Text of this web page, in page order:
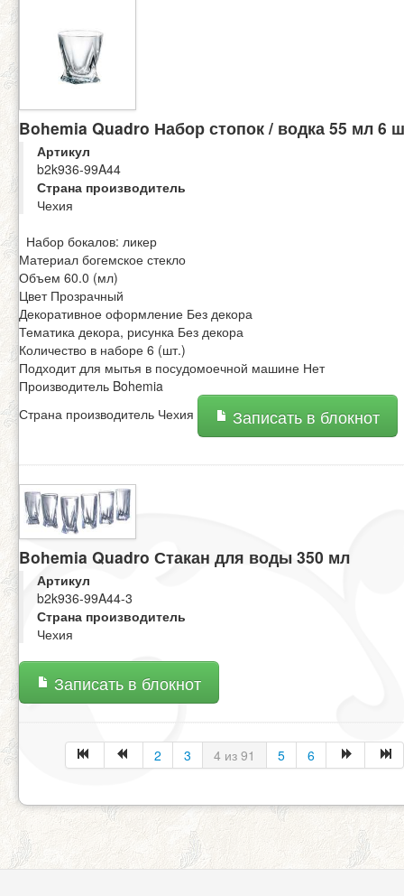
Bohemia Quadro Набор стопок / водка 55 мл 6
Артикул
b2k936-99A44
Страна производитель
Чехия
Набор бокалов: ликер
Материал богемское стекло
Объем 60.0 (мл)
Цвет Прозрачный
Декоративное оформление Без декора
Тематика декора, рисунка Без декора
Количество в наборе 6 (шт.)
Подходит для мытья в посудомоечной машине Нет
Производитель Bohemia
Страна производитель Чехия
Записать в блокнот
Bohemia Quadro Стакан для воды 350 мл
Артикул
b2k936-99A44-3
Страна производитель
Чехия
Записать в блокнот
2 3 4 из 91 5 6